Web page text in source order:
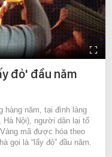
đỏ' đầu năm
hàng năm, tại đình làng
Hà Nội), người dân lại tổ
mã được hóa theo
gọi là “lấy đỏ” đầu năm.